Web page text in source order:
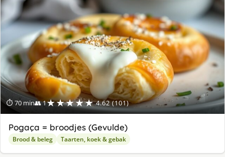
⏱ 70 min👥 1★★★★★ 4.62 (101)
Pogaça = broodjes (Gevulde)
Brood & beleg Taarten, koek & gebak